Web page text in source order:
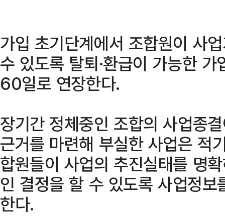
가입 초기단계에서 조합원이 사
수 있도록 탈퇴·환급이 가능한
60일로 연장한다.
장기간 정체중인 조합의 사업종
근거를 마련해 부실한 사업은 적
합원들이 사업의 추진실태를 명
인 결정을 할 수 있도록 사업정
한다.